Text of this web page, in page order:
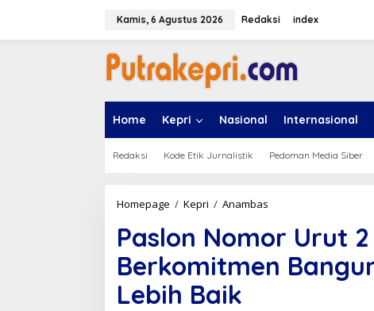
Kamis, 6 Agustus 2026 Redaksi index
Home Kepri Nasional Internasional
Redaksi Kode Etik Jurnalistik Pedoman Media Siber
Homepage / Kepri / Anambas
s
l
o
n
Paslon Nomor Urut
Berkomitmen
Lebih Baik